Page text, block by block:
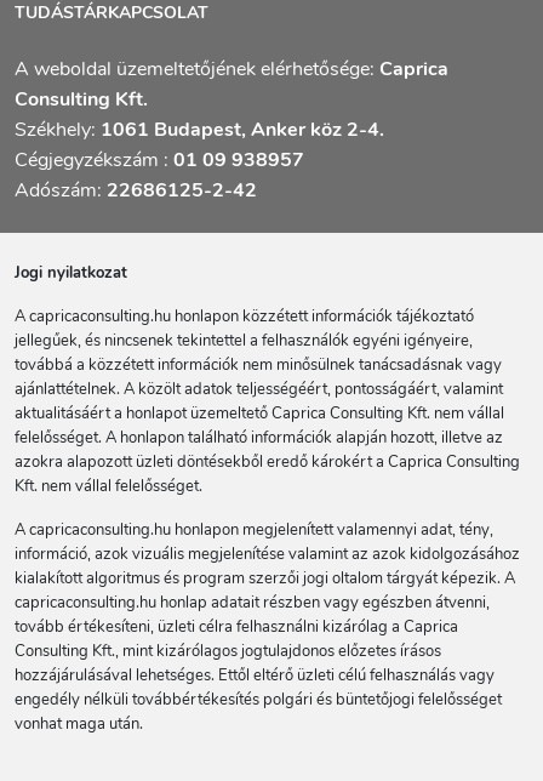
TUDÁSTÁRKAPCSOLAT
A weboldal üzemeltetőjének elérhetősége: Caprica
Consulting Kft.
Székhely: 1061 Budapest, Anker köz 2-4.
Cégjegyzékszám : 01 09 938957
Adószám: 22686125-2-42
Jogi nyilatkozat
A capricaconsulting.hu honlapon közzétett információk tájékoztató
jellegűek, és nincsenek tekintettel a felhasználók egyéni igényeire,
továbbá a közzétett információk nem minősülnek tanácsadásnak vagy
ajánlattételnek. A közölt adatok teljességéért, pontosságáért, valamint
aktualitásáért a honlapot üzemeltető Caprica Consulting Kft. nem vállal
felelősséget. A honlapon található információk alapján hozott, illetve az
azokra alapozott üzleti döntésekből eredő károkért a Caprica Consulting
Kft. nem vállal felelősséget.
A capricaconsulting.hu honlapon megjelenített valamennyi adat, tény,
információ, azok vizuális megjelenítése valamint az azok kidolgozásához
kialakított algoritmus és program szerzői jogi oltalom tárgyát képezik. A
capricaconsulting.hu honlap adatait részben vagy egészben átvenni,
tovább értékesíteni, üzleti célra felhasználni kizárólag a Caprica
Consulting Kft., mint kizárólagos jogtulajdonos előzetes írásos
hozzájárulásával lehetséges. Ettől eltérő üzleti célú felhasználás vagy
engedély nélküli továbbértékesítés polgári és büntetőjogi felelősséget
vonhat maga után.